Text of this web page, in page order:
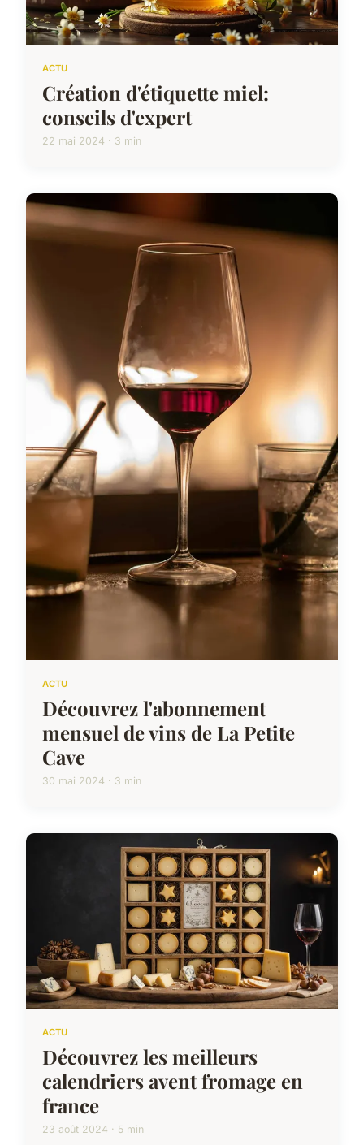
ACTU
Création d'étiquette miel:
conseils d'expert
22 mai 2024 · 3 min
ACTU
Découvrez l'abonnement
mensuel de vins de La Petite
Cave
30 mai 2024 · 3 min
ACTU
Découvrez les meilleurs
calendriers avent fromage en
france
23 août 2024 · 5 min